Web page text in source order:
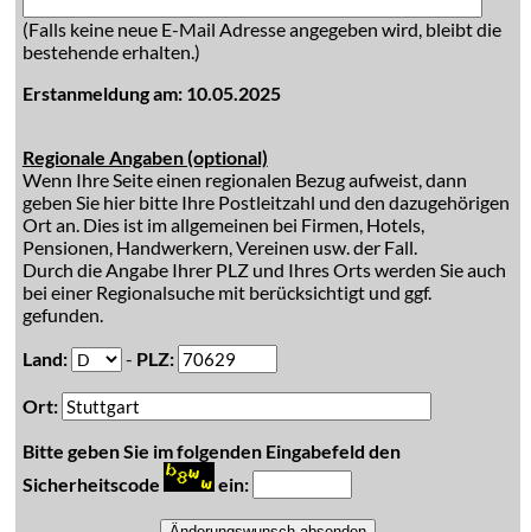
(Falls keine neue E-Mail Adresse angegeben wird, bleibt die
bestehende erhalten.)
Erstanmeldung am: 10.05.2025
Regionale Angaben (optional)
Wenn Ihre Seite einen regionalen Bezug aufweist, dann
geben Sie hier bitte Ihre Postleitzahl und den dazugehörigen
Ort an. Dies ist im allgemeinen bei Firmen, Hotels,
Pensionen, Handwerkern, Vereinen usw. der Fall.
Durch die Angabe Ihrer PLZ und Ihres Orts werden Sie auch
bei einer Regionalsuche mit berücksichtigt und ggf.
gefunden.
Land:
- PLZ:
Ort:
Bitte geben Sie im folgenden Eingabefeld den
Sicherheitscode
ein: